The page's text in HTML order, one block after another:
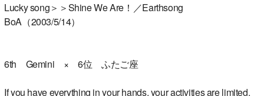
Lucky song＞＞Shine We Are！／Earthsong
BoA（2003/5/14）
6th Gemini × 6位 ふたご座
If you have everything in your hands, your activities are limited.